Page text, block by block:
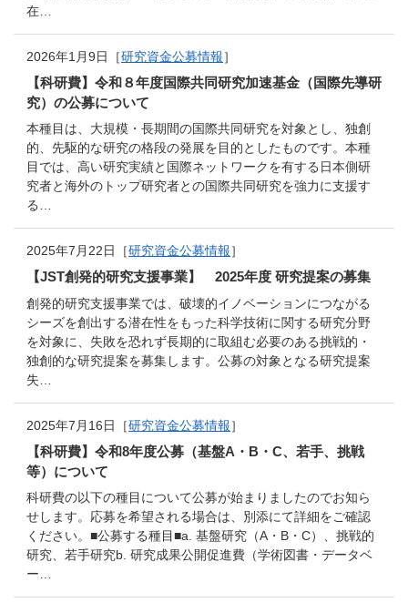
在…
2026年1月9日［研究資金公募情報］
【科研費】令和８年度国際共同研究加速基金（国際先導研
究）の公募について
本種目は、大規模・長期間の国際共同研究を対象とし、独創
的、先駆的な研究の格段の発展を目的としたものです。本種
目では、高い研究実績と国際ネットワークを有する日本側研
究者と海外のトップ研究者との国際共同研究を強力に支援す
る…
2025年7月22日［研究資金公募情報］
【JST創発的研究支援事業】 2025年度 研究提案の募集
創発的研究支援事業では、破壊的イノベーションにつながる
シーズを創出する潜在性をもった科学技術に関する研究分野
を対象に、失敗を恐れず長期的に取組む必要のある挑戦的・
独創的な研究提案を募集します。公募の対象となる研究提案
失…
2025年7月16日［研究資金公募情報］
【科研費】令和8年度公募（基盤A・B・C、若手、挑戦
等）について
科研費の以下の種目について公募が始まりましたのでお知ら
せします。応募を希望される場合は、別添にて詳細をご確認
ください。■公募する種目■a. 基盤研究（A・B・C）、挑戦的
研究、若手研究b. 研究成果公開促進費（学術図書・データベ
ー…